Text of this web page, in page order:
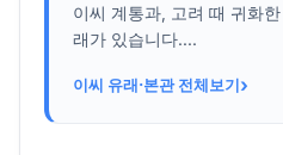
이씨 계통과, 고려 때 귀화
래가 있습니다....
이씨 유래·본관 전체보기›